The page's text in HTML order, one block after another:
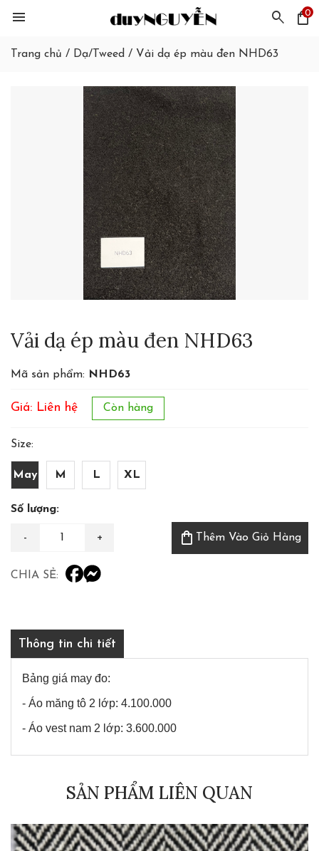
menu search shopping_bag
0
Trang chủ / Dạ/Tweed / Vải dạ ép màu đen NHD63
Vải dạ ép màu đen NHD63
Mã sản phẩm: NHD63
Giá: Liên hệ Còn hàng
Size:
May M L XL
Số lượng:
shopping_bag Thêm Vào Giỏ Hàng
CHIA SẺ:
Thông tin chi tiết
Bảng giá may đo:
- Áo măng tô 2 lớp: 4.100.000
- Áo vest nam 2 lớp: 3.600.000
SẢN PHẨM LIÊN QUAN